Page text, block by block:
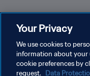
Your Privacy
We use cookies to
information about your
cookie preferences by
request. Data